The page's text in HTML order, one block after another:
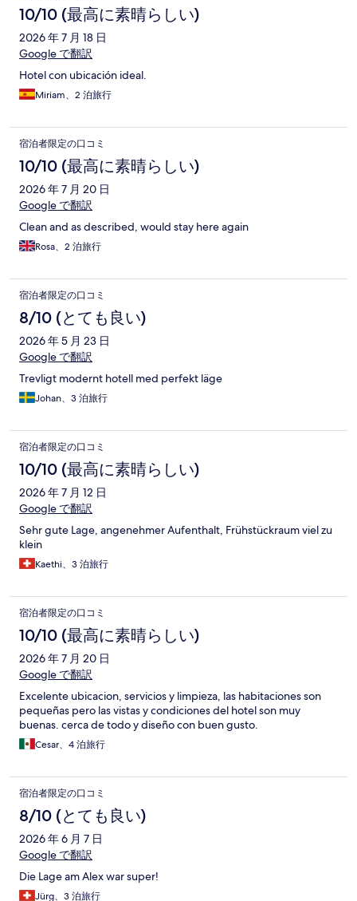
10/10 (最高に素晴らしい)
2026 年 7 月 18 日
Google で翻訳
Hotel con ubicación ideal.
Miriam、2 泊旅行
宿泊者限定の口コミ
10/10 (最高に素晴らしい)
2026 年 7 月 20 日
Google で翻訳
Clean and as described, would stay here again
Rosa、2 泊旅行
宿泊者限定の口コミ
8/10 (とても良い)
2026 年 5 月 23 日
Google で翻訳
Trevligt modernt hotell med perfekt läge
Johan、3 泊旅行
宿泊者限定の口コミ
10/10 (最高に素晴らしい)
2026 年 7 月 12 日
Google で翻訳
Sehr gute Lage, angenehmer Aufenthalt, Frühstückraum viel zu
klein
Kaethi、3 泊旅行
宿泊者限定の口コミ
10/10 (最高に素晴らしい)
2026 年 7 月 20 日
Google で翻訳
Excelente ubicacion, servicios y limpieza, las habitaciones son
pequeñas pero las vistas y condiciones del hotel son muy
buenas. cerca de todo y diseño con buen gusto.
Cesar、4 泊旅行
宿泊者限定の口コミ
8/10 (とても良い)
2026 年 6 月 7 日
Google で翻訳
Die Lage am Alex war super!
Jürg、3 泊旅行